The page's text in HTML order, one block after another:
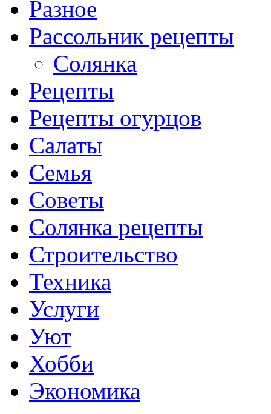
Разное
Рассольник рецепты
Солянка
Рецепты
Рецепты огурцов
Салаты
Семья
Советы
Солянка рецепты
Строительство
Техника
Услуги
Уют
Хобби
Экономика